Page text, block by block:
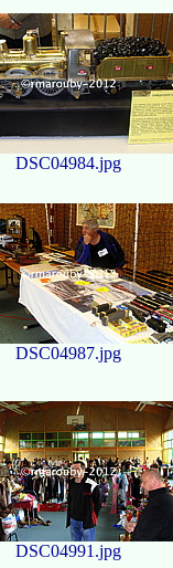
DSC04984.jpg
DSC04987.jpg
DSC04991.jpg